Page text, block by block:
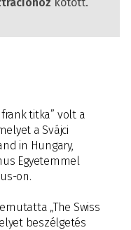
titka” volt a
a Svájci
in Hungary,
Egyetemmel
on.
„The Swiss
beszélgetés